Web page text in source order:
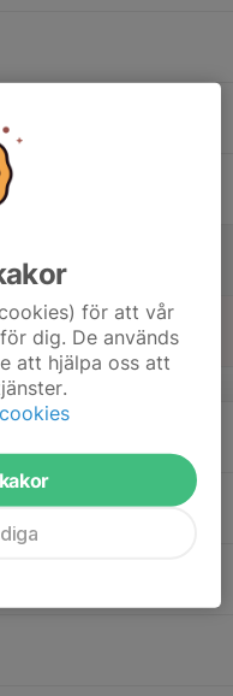
för att vår
dig. De används
att hjälpa oss att